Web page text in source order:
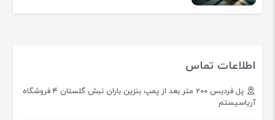
اطلاعات تماس
پل فردیس ۲۰۰ متر بعد از پمپ بنزین باران نبش گلستان ۴ فروشگاه
آریاسیستم